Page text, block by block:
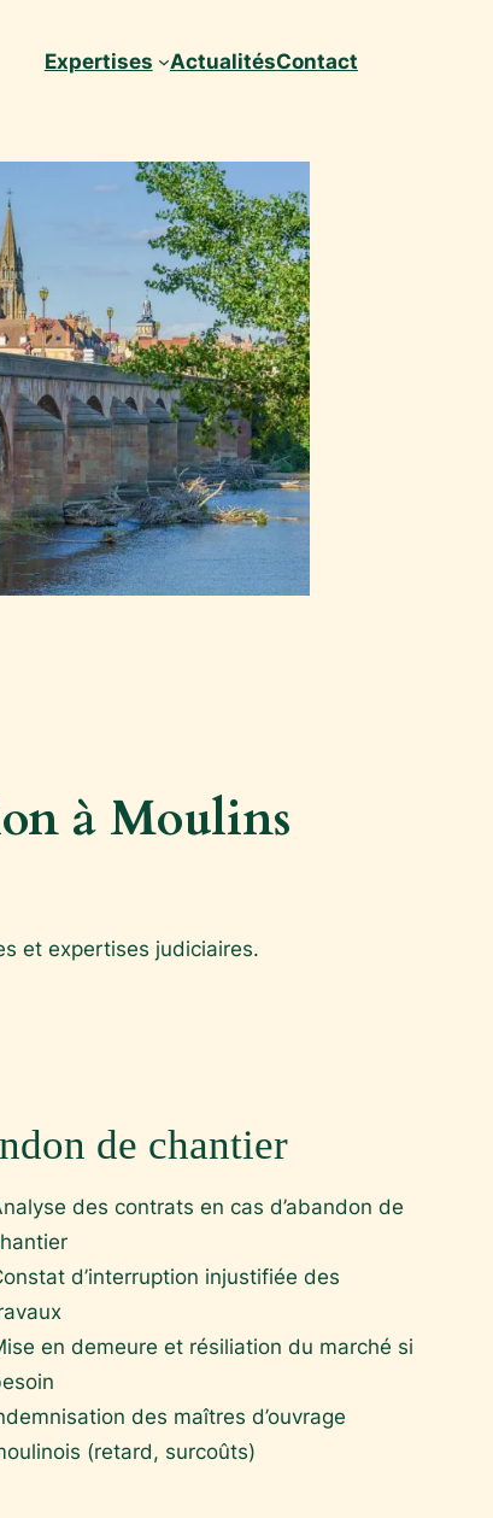
Expertises ActualitésContact
à Moulins
et expertises judiciaires.
de chantier
des contrats en cas d’abandon de
d’interruption injustifiée des
en demeure et résiliation du marché si
des maîtres d’ouvrage
(retard, surcoûts)